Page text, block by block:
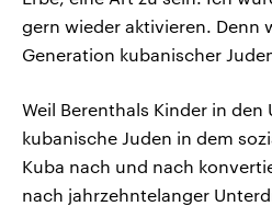
gern wieder aktivieren. Denn
Generation kubanischer
Weil Berenthals Kinder in den
kubanische Juden in dem
Kuba nach und nach
nach jahrzehntelanger